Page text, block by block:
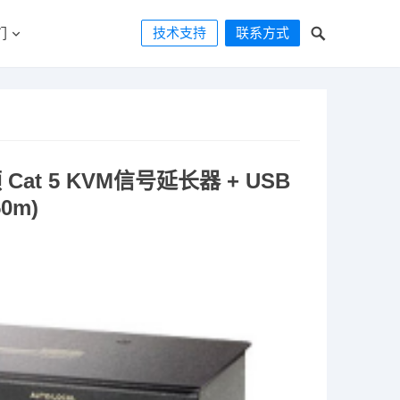
技术支持 联系方式
5 KVM信号延长器 + USB